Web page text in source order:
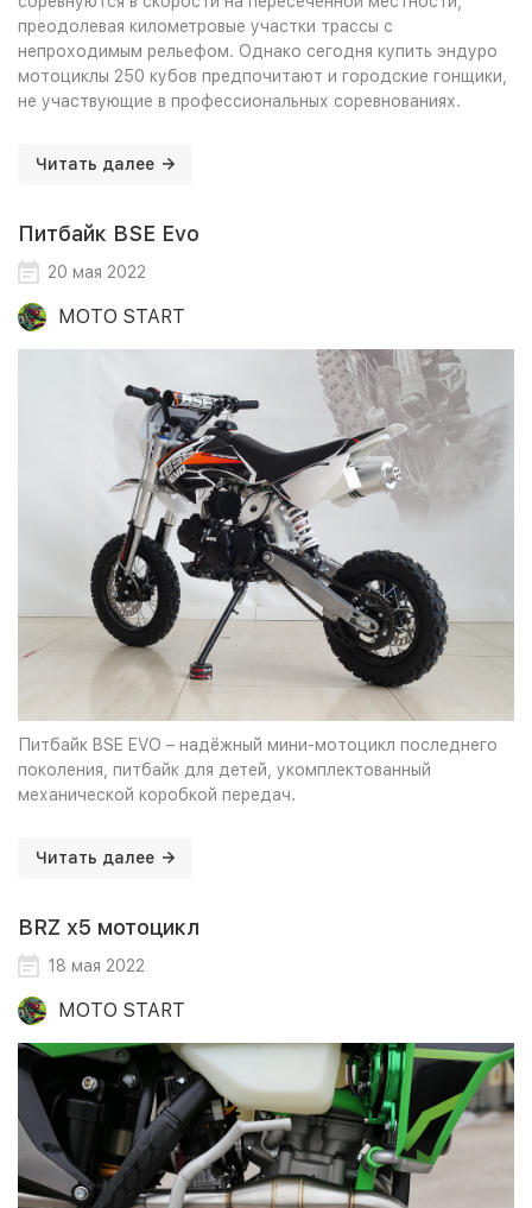
преодолевая километровые участки трассы с
непроходимым рельефом. Однако сегодня купить эндуро
мотоциклы 250 кубов предпочитают и городские гонщики,
не участвующие в профессиональных соревнованиях.
Читать далее
Питбайк BSE Evo
20 мая 2022
MOTO START
Питбайк BSE EVO – надёжный мини-мотоцикл последнего
поколения, питбайк для детей, укомплектованный
механической коробкой передач.
Читать далее
BRZ x5 мотоцикл
18 мая 2022
MOTO START